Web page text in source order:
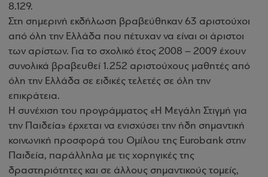
8.129.
Στη σημερινή εκδήλωση βραβεύθηκαν 63 αριστούχοι
από όλη την Ελλάδα που πέτυχαν να είναι οι άριστοι
των αρίστων. Για το σχολικό έτος 2008 – 2009 έχουν
συνολικά βραβευθεί 1.252 αριστούχους μαθητές από
όλη την Ελλάδα σε ειδικές τελετές σε όλη την
επικράτεια.
Η συνέχιση του προγράμματος «Η Μεγάλη Στιγμή για
την Παιδεία» έρχεται να ενισχύσει την ήδη σημαντική
κοινωνική προσφορά του Ομίλου της Eurobank στην
Παιδεία, παράλληλα με τις χορηγικές της
δραστηριότητες και σε άλλους σημαντικούς τομείς,